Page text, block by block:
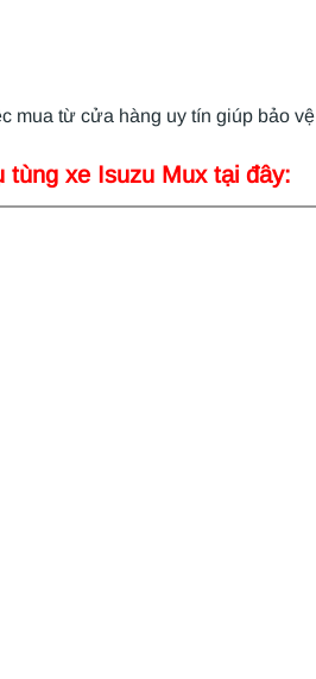
mua từ cửa hàng uy tín giúp bảo
tùng xe Isuzu Mux tại đây: